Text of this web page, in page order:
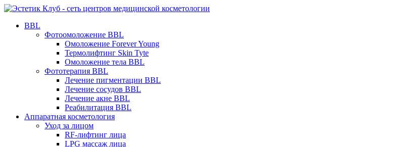
BBL
Фотоомоложение BBL
Омоложение Forever Young
Термолифтинг Skin Tyte
Омоложение тела BBL
Фототерапия BBL
Лечение пигментации BBL
Лечение сосудов BBL
Лечение акне BBL
Реабилитация BBL
Аппаратная косметология
Уход за лицом
RF-лифтинг лица
LPG массаж лица